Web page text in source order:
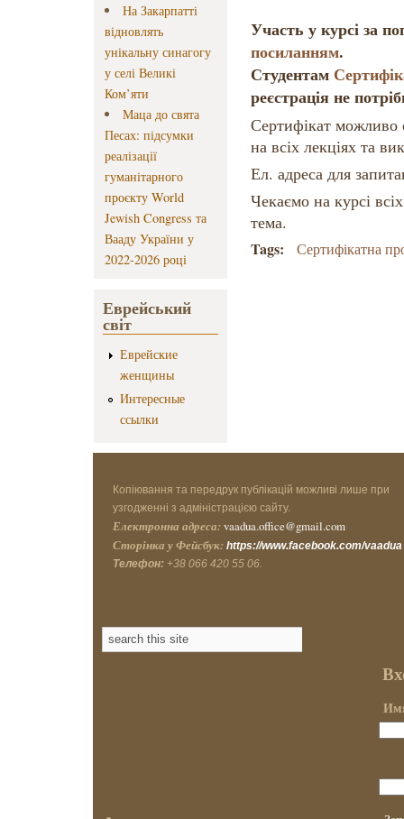
На Закарпатті
відновлять
унікальну синагогу
у селі Великі
Ком’яти
Маца до свята
Песах: підсумки
реалізації
гуманітарного
проєкту World
Jewish Congress та
Вааду України у
2022-2026 році
Еврейський
світ
Еврейские
женщины
Интересные
ссылки
Участь у курсі за
посиланням.
Студентам
реєстрація не
Сертифікат можливо
на всіх лекціях та
Ел. адреса для
Чекаємо на курсі
тема.
Tags: Сертифікатна
Копіювання та передрук публікацій можливі лише при
узгодженні з адміністрацією сайту.
Електронна адреса: vaadua.office@gmail.com
Сторінка у Фейсбук: https://www.facebook.com/vaadua
Телефон: +38 066 420 55 06.